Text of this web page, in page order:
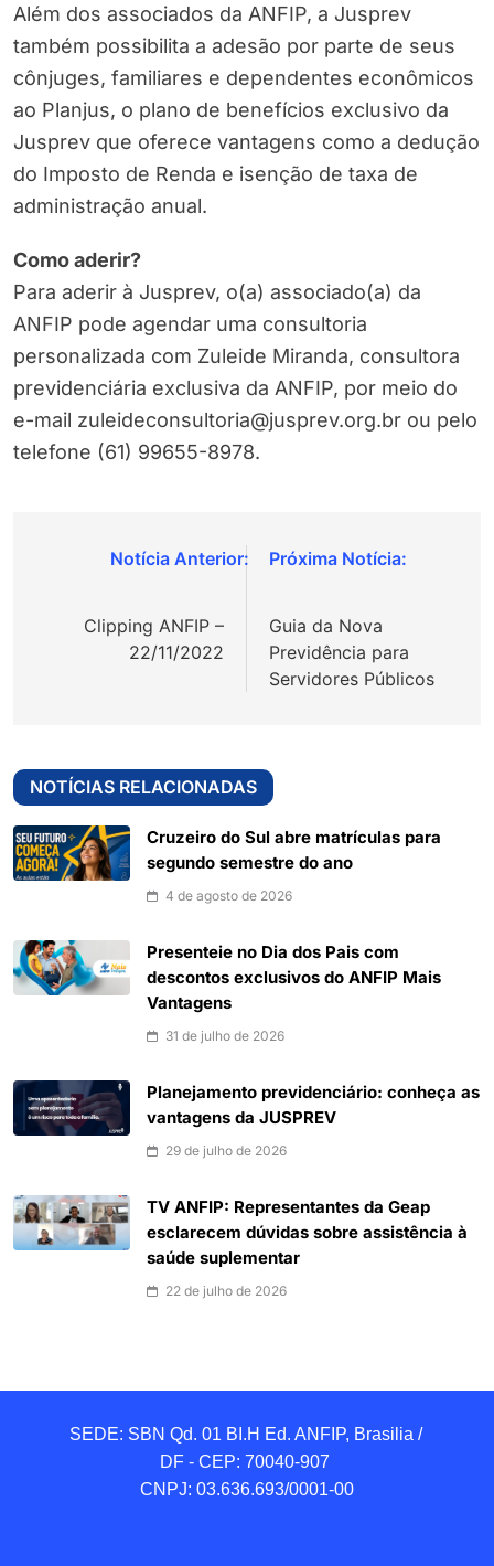
Além dos associados da ANFIP, a Jusprev
também possibilita a adesão por parte de seus
cônjuges, familiares e dependentes econômicos
ao Planjus, o plano de benefícios exclusivo da
Jusprev que oferece vantagens como a dedução
do Imposto de Renda e isenção de taxa de
administração anual.
Como aderir?
Para aderir à Jusprev, o(a) associado(a) da
ANFIP pode agendar uma consultoria
personalizada com Zuleide Miranda, consultora
previdenciária exclusiva da ANFIP, por meio do
e-mail zuleideconsultoria@jusprev.org.br ou pelo
telefone (61) 99655-8978.
Navegação
Post
Clipping ANFIP –
22/11/2022
Guia da Nova
Previdência para
Servidores Públicos
NOTÍCIAS RELACIONADAS
Cruzeiro do Sul abre matrículas para
segundo semestre do ano
4 de agosto de 2026
Presenteie no Dia dos Pais com
descontos exclusivos do ANFIP Mais
Vantagens
31 de julho de 2026
Planejamento previdenciário: conheça as
vantagens da JUSPREV
29 de julho de 2026
TV ANFIP: Representantes da Geap
esclarecem dúvidas sobre assistência à
saúde suplementar
22 de julho de 2026
SEDE: SBN Qd. 01 BI.H Ed. ANFIP, Brasilia /
DF - CEP: 70040-907
CNPJ: 03.636.693/0001-00